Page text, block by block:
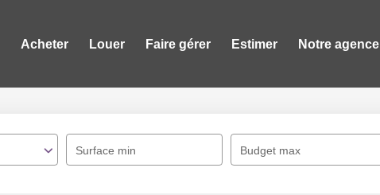
Acheter Louer Faire gérer Estimer Notre agence
Surface min Budget max